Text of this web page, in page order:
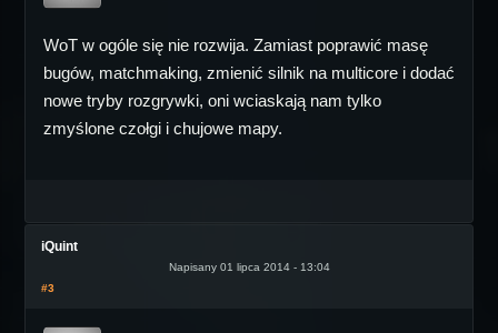
WoT w ogóle się nie rozwija. Zamiast poprawić masę
bugów, matchmaking, zmienić silnik na multicore i dodać
nowe tryby rozgrywki, oni wciaskają nam tylko
zmyślone czołgi i chujowe mapy.
iQuint
Napisany 01 lipca 2014 - 13:04
#3